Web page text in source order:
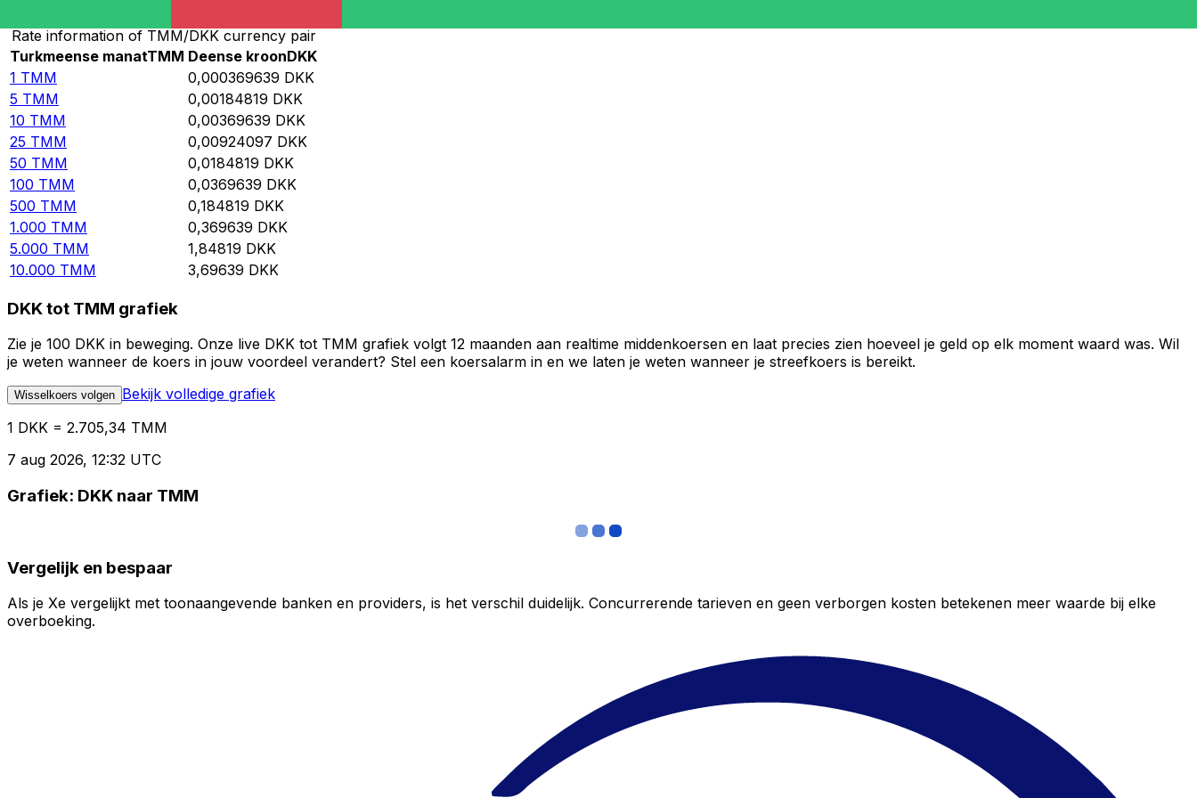
Rate information of TMM/DKK currency pair
Turkmeense manatTMM Deense kroonDKK
1 TMM 0,000369639 DKK
5 TMM 0,00184819 DKK
10 TMM 0,00369639 DKK
25 TMM 0,00924097 DKK
50 TMM 0,0184819 DKK
100 TMM 0,0369639 DKK
500 TMM 0,184819 DKK
1.000 TMM 0,369639 DKK
5.000 TMM 1,84819 DKK
10.000 TMM 3,69639 DKK
DKK tot TMM grafiek
Zie je 100 DKK in beweging. Onze live DKK tot TMM grafiek volgt 12 maanden aan realtime middenkoersen en laat precies zien hoeveel je geld op elk moment waard was. Wil
je weten wanneer de koers in jouw voordeel verandert? Stel een koersalarm in en we laten je weten wanneer je streefkoers is bereikt.
Wisselkoers volgen Bekijk volledige grafiek
1 DKK = 2.705,34 TMM
7 aug 2026, 12:32 UTC
Grafiek: DKK naar TMM
Vergelijk en bespaar
Als je Xe vergelijkt met toonaangevende banken en providers, is het verschil duidelijk. Concurrerende tarieven en geen verborgen kosten betekenen meer waarde bij elke
overboeking.